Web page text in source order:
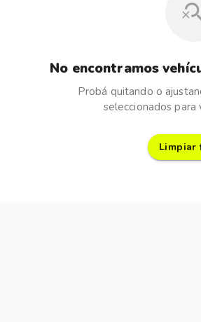
No encontramos
Probá quitando o
seleccionados para